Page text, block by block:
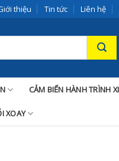
thiệu Tin tức Liên hệ
CẢM BIẾN HÀNH TRÌNH
XOAY